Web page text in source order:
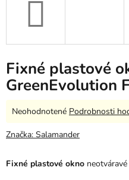
Fixné plastové
GreenEvolution
Fixné plastové okno neotváravé
Priemerné
produktu
z
Neohodnotené Podrobnosti
Značka: Salamander